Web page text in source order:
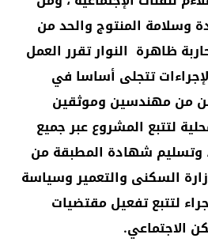
وسلامة المنتوج والحد من
ظاهرة النوار تقرر العمل
تتجلى أساسا في
من مهندسين وموثقين
لتتبع المشروع عبر جميع
، وتسليم شهادة المطبقة من
السكنى والتعمير وسياسة
لتتبع تفعيل مقتضيات
الاجتماعي.